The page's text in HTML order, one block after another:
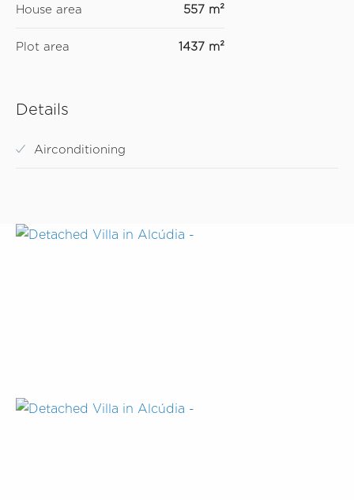
House area 557 m²
Plot area 1437 m²
Details
Airconditioning